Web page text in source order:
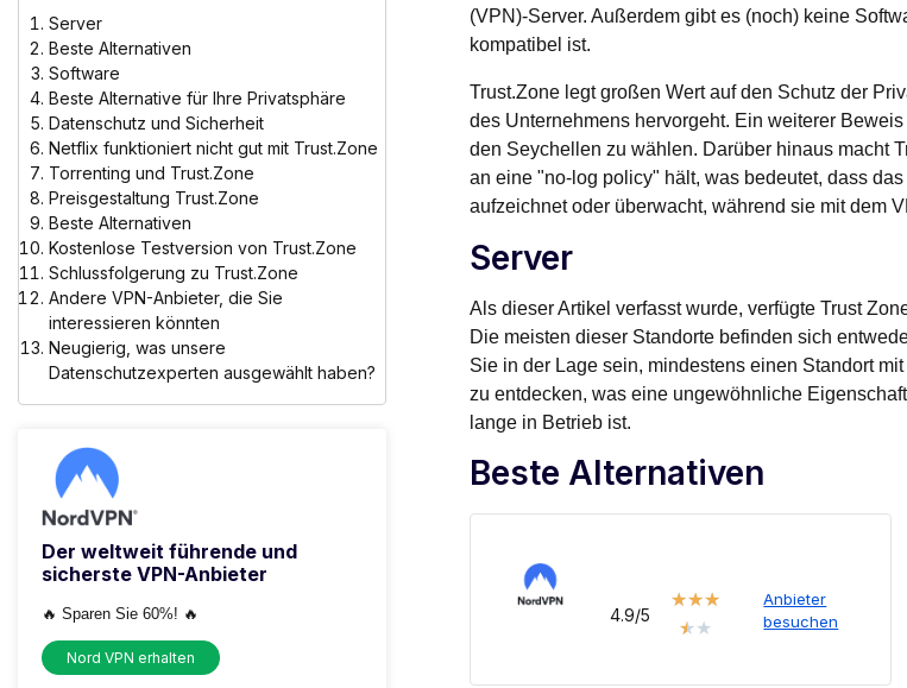
Server
Beste Alternativen
Software
Beste Alternative für Ihre Privatsphäre
Datenschutz und Sicherheit
Netflix funktioniert nicht gut mit Trust.Zone
Torrenting und Trust.Zone
Preisgestaltung Trust.Zone
Beste Alternativen
Kostenlose Testversion von Trust.Zone
Schlussfolgerung zu Trust.Zone
Andere VPN-Anbieter, die Sie
interessieren könnten
Neugierig, was unsere
Datenschutzexperten ausgewählt haben?
Der weltweit führende und
sicherste VPN-Anbieter
🔥 Sparen Sie 60%! 🔥
Nord VPN erhalten
(VPN)-Server. Außerdem gibt es (noch) keine
kompatibel ist.
Trust.Zone legt großen Wert auf den Schutz der
des Unternehmens hervorgeht. Ein weiterer
den Seychellen zu wählen. Darüber hinaus macht
an eine "no-log policy" hält, was bedeutet, dass
aufzeichnet oder überwacht, während sie mit dem
Server
Als dieser Artikel verfasst wurde, verfügte Trust
Die meisten dieser Standorte befinden sich
Sie in der Lage sein, mindestens einen Standort
zu entdecken, was eine ungewöhnliche
lange in Betrieb ist.
Beste Alternativen
4.9/5
★★★
★★
Anbieter
besuchen